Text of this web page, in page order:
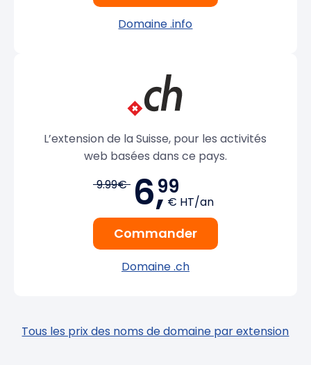
Domaine .info
L’extension de la Suisse, pour les activités
web basées dans ce pays.
9.99€ 6,99
€ HT/an
Commander
Domaine .ch
Tous les prix des noms de domaine par extension